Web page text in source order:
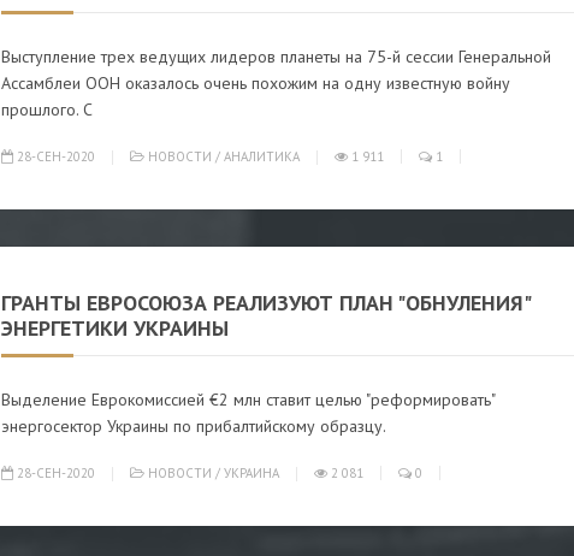
Выступление трех ведущих лидеров планеты на 75-й сессии Генеральной
Ассамблеи ООН оказалось очень похожим на одну известную войну
прошлого. С
28-СЕН-2020 НОВОСТИ / АНАЛИТИКА 1 911 1
ГРАНТЫ ЕВРОСОЮЗА РЕАЛИЗУЮТ ПЛАН "ОБНУЛЕНИЯ"
ЭНЕРГЕТИКИ УКРАИНЫ
Выделение Еврокомиссией €2 млн ставит целью "реформировать"
энергосектор Украины по прибалтийскому образцу.
28-СЕН-2020 НОВОСТИ / УКРАИНА 2 081 0